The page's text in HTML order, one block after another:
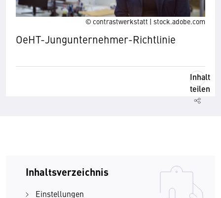
© contrastwerkstatt | stock.adobe.com
OeHT-Jungunternehmer-Richtlinie
Inhalt
teilen
Inhaltsverzeichnis
Einstellungen